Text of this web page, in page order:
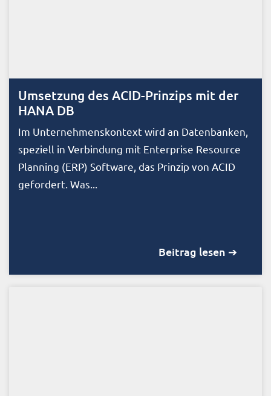
Umsetzung des ACID-Prinzips mit der
HANA DB
Im Unternehmenskontext wird an Datenbanken,
speziell in Verbindung mit Enterprise Resource
Planning (ERP) Software, das Prinzip von ACID
gefordert. Was...
Beitrag lesen ➔